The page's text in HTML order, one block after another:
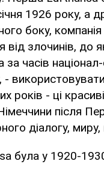
1926 року, а
боку,
від злочинів, до
за часів
-
років - ці
після
діалогу,
була у 1920-